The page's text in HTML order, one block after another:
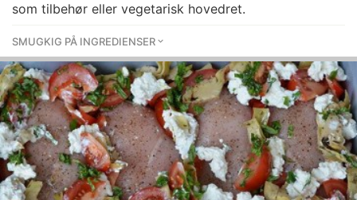
som tilbehør eller vegetarisk hovedret.
SMUGKIG PÅ INGREDIENSER